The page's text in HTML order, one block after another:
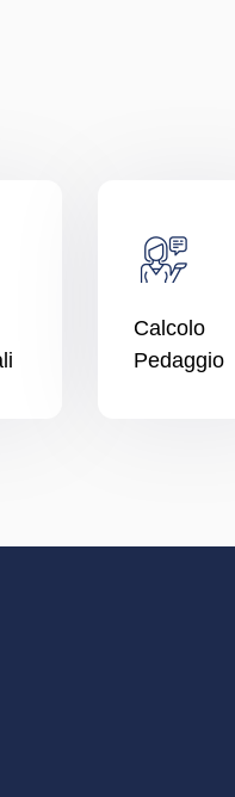
Calcolo
Pedaggio